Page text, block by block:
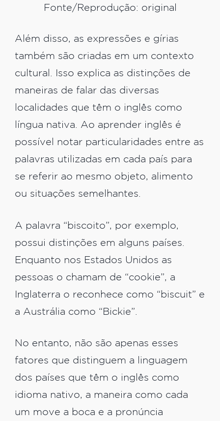
Fonte/Reprodução: original
Além disso, as expressões e gírias
também são criadas em um contexto
cultural. Isso explica as distinções de
maneiras de falar das diversas
localidades que têm o inglês como
língua nativa. Ao aprender inglês é
possível notar particularidades entre as
palavras utilizadas em cada país para
se referir ao mesmo objeto, alimento
ou situações semelhantes.
A palavra “biscoito”, por exemplo,
possui distinções em alguns países.
Enquanto nos Estados Unidos as
pessoas o chamam de “cookie”, a
Inglaterra o reconhece como “biscuit” e
a Austrália como “Bickie”.
No entanto, não são apenas esses
fatores que distinguem a linguagem
dos países que têm o inglês como
idioma nativo, a maneira como cada
um move a boca e a pronúncia